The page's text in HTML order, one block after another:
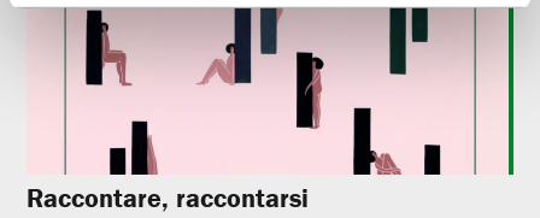
Raccontare, raccontarsi